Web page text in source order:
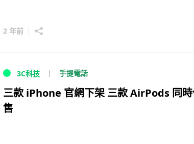
2 年前
3C科技 手提電話
三款 iPhone 官網下架 三款 AirPods 同
售